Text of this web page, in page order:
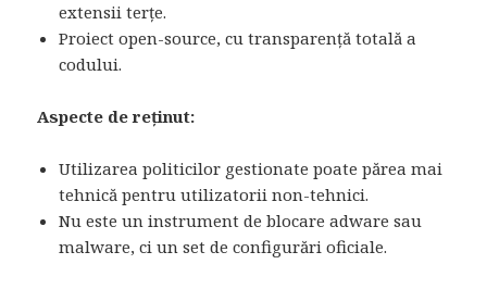
extensii terțe.
Proiect open-source, cu transparență totală a
codului.
Aspecte de reținut:
Utilizarea politicilor gestionate poate părea mai
tehnică pentru utilizatorii non-tehnici.
Nu este un instrument de blocare adware sau
malware, ci un set de configurări oficiale.